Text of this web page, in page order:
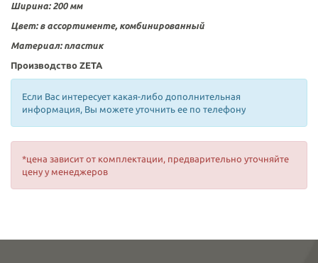
Ширина: 200 мм
Цвет:в ассортименте, комбинированный
Материал: пластик
Производство ZETA
Если Вас интересует какая-либо дополнительная
информация, Вы можете уточнить ее по телефону
*цена зависит от комплектации, предварительно уточняйте
цену у менеджеров